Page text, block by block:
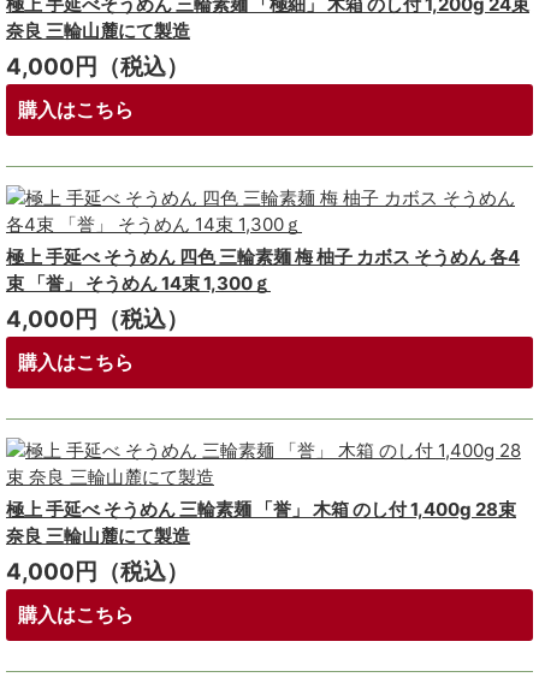
奈良 三輪山麓にて製造
4,000円（税込）
購入はこちら
極上 手延べ そうめん 四色 三輪素麺 梅 柚子 カボス そうめん 各4
束 「誉」 そうめん 14束 1,300ｇ
4,000円（税込）
購入はこちら
極上 手延べ そうめん 三輪素麺 「誉」 木箱 のし付 1,400g 28束
奈良 三輪山麓にて製造
4,000円（税込）
購入はこちら